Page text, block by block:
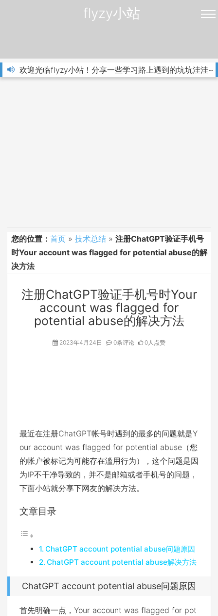
flyzy小站
欢迎光临flyzy小站！分享一些学习路上遇到的坑坑洼洼~
您的位置： 首页 » 技术总结 » 注册ChatGPT验证手机号
时Your account was flagged for potential abuse的解
决方法
注册ChatGPT验证手机号时Your
account was flagged for
potential abuse的解决方法
2023年4月24日 0条评论 0人点赞
最近在注册ChatGPT帐号时遇到的最多的问题就是Y
our account was flagged for potential abuse（您
的帐户被标记为可能存在滥用行为），这个问题是因
为IP不干净导致的，并不是邮箱或者手机号的问题，
下面小站就分享下网友的解决方法。
文章目录
ChatGPT account potential abuse问题原因
ChatGPT account potential abuse解决方法
ChatGPT account potential abuse问题原因
首先明确一点，Your account was flagged for pot